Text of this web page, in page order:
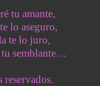
tu amante,
lo aseguro,
te lo juro,
tu semblante…
reservados.